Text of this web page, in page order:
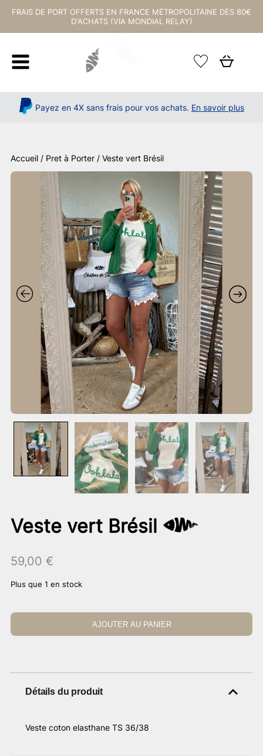
FRAIS DE PORT OFFERTS EN FRANCE MÉTROPOLITAINE DÈS 80€
D'ACHATS (VIA MONDIAL RELAY)
Payez en 4X sans frais pour vos achats. En savoir plus
Accueil / Pret à Porter / Veste vert Brésil
Veste vert Brésil
59,00 €
Plus que 1 en stock
AJOUTER AU PANIER
Détails du produit
Veste coton elasthane TS 36/38